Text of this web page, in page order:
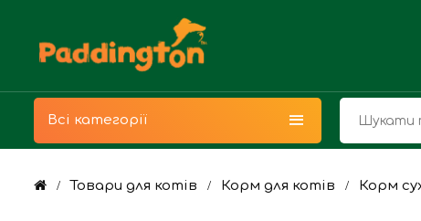
Всі категорії
Товари для котів Корм для котiв Корм